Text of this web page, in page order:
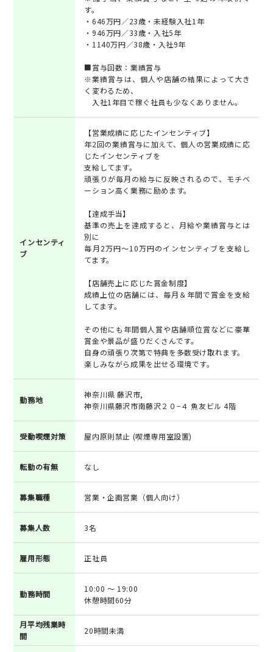
す。
・646万円／23歳・未経験入社1年
・946万円／33歳・入社5年
・1140万円／38歳・入社9年
■賞与回数：業績賞与
※業績賞与は、個人や店舗の結果によって大き
く変わるため、
入社1年目で稼ぐ社員も少なくありません。
インセンティ
ブ
【営業成績に応じたインセンティブ】
年2回の業績賞与に加えて、個人の営業成績に応
じたインセンティブを
支給してます。
頑張りが毎月の給与に反映されるので、モチベ
ーション高く業務に励めます。
【達成手当】
基準の売上を達成すると、月給や業績賞与とは
別に
毎月2万円～10万円のインセンティブを支給し
てます。
【店舗売上に応じた賞金制度】
成績上位の店舗には、毎月＆年間で賞金を支給
してます。
その他にも年間個人賞や店舗順位賞などに豪華
賞金や景品が盛りだくさんです。
自身の頑張り次第で特典を多数受け取れます。
楽しみながら成果を出せる環境です。
勤務地
神奈川県 藤沢市,
神奈川県藤沢市南藤沢２０−４ 魚友ビル 4階
受動喫煙対策 屋内原則禁止 (喫煙専用室設置)
転勤の有無 なし
募集職種 営業・企画営業（個人向け）
募集人数 3名
雇用形態 正社員
勤務時間
10:00 ～ 19:00
休憩時間60分
月平均残業時
間
20時間未満